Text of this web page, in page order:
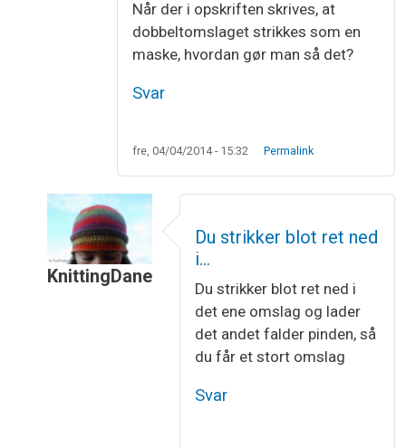
Når der i opskriften skrives, at
dobbeltomslaget strikkes som en
maske, hvordan gør man så det?
Svar
fre, 04/04/2014 - 15:32 Permalink
KnittingDane
Det famøse omslagafJanni
Du strikker blot ret ned
i…
Du strikker blot ret ned i
det ene omslag og lader
det andet falder pinden, så
du får et stort omslag
Svar